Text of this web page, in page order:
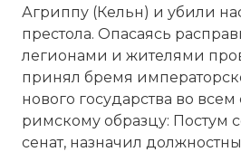
Агриппу (Кельн) и убили
престола. Опасаясь
легионами и жителями
принял бремя
нового государства во всем
римскому образцу: Постум
сенат, назначил